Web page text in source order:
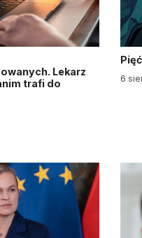
Lekarz
trafi do
6